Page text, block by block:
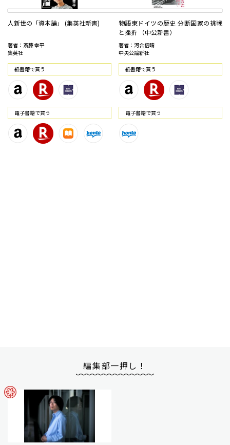
人新世の「資本論」 (集英社新書)
著者：斎藤 幸平
集英社
紙書籍で買う
電⼦書籍で買う
物語東ドイツの歴史 分断国家の挑戦
と挫折 （中公新書）
著者：河合信晴
中央公論新社
紙書籍で買う
電⼦書籍で買う
編集部一押し！